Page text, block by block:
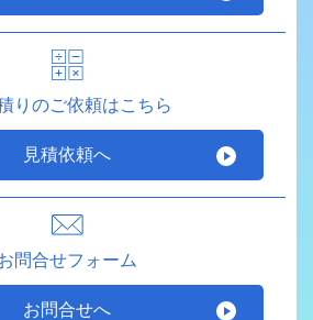
りのご依頼はこちら
見積依頼へ
問合せフォーム
お問合せへ